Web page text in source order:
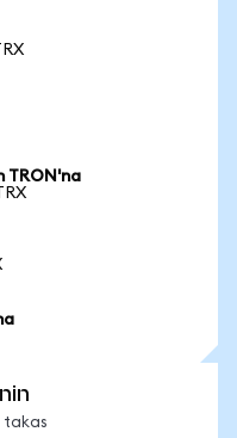
TRON'na
takas